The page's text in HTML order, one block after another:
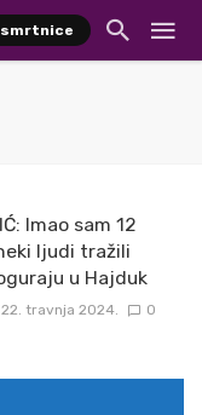
Imao sam 12
ljudi tražili
u Hajduk
22. travnja 2024. 0